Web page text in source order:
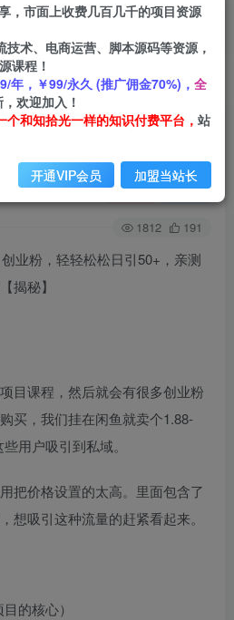
正文
引创业粉，轻轻松松日引
流变现方式【揭秘】
关注 私信
1812 191
业粉，轻轻松松日引50+，亲测
揭秘】
目课程，然后就会有很多创业粉
买，我们挂在闲鱼就卖个1.88-
用户吸引到私域。
把价格设置的太高。里面包含了
想吸引这种流量的赶紧看起来。
的核心）
，市面上收费几百几千的项目资源
术、电商运营、脚本源码等资源，
课程！
年，￥99/永久 (推广佣金70%)， 全
欢迎加入！
和知拾光一样的知识付费平台， 站
开通VIP会员 加盟当站长